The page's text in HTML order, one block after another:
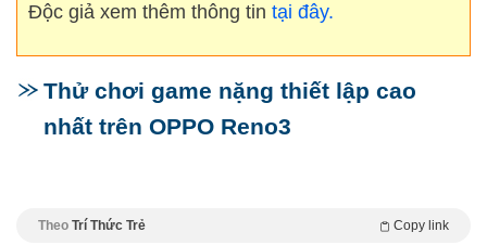
Độc giả xem thêm thông tin tại đây.
Thử chơi game nặng thiết lập cao
nhất trên OPPO Reno3
Theo Trí Thức Trẻ Copy link